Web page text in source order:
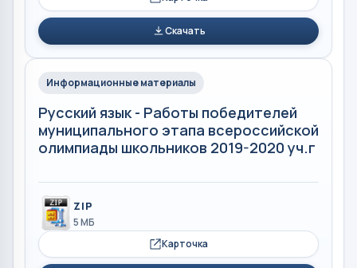
Скачать
Информационные материалы
Русский язык - Работы победителей
муниципального этапа всероссийской
олимпиады школьников 2019-2020 уч.г
ZIP
5 МБ
Карточка